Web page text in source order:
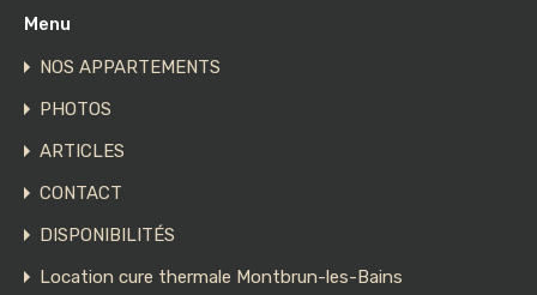
Menu
NOS APPARTEMENTS
PHOTOS
ARTICLES
CONTACT
DISPONIBILITÉS
Location cure thermale Montbrun-les-Bains